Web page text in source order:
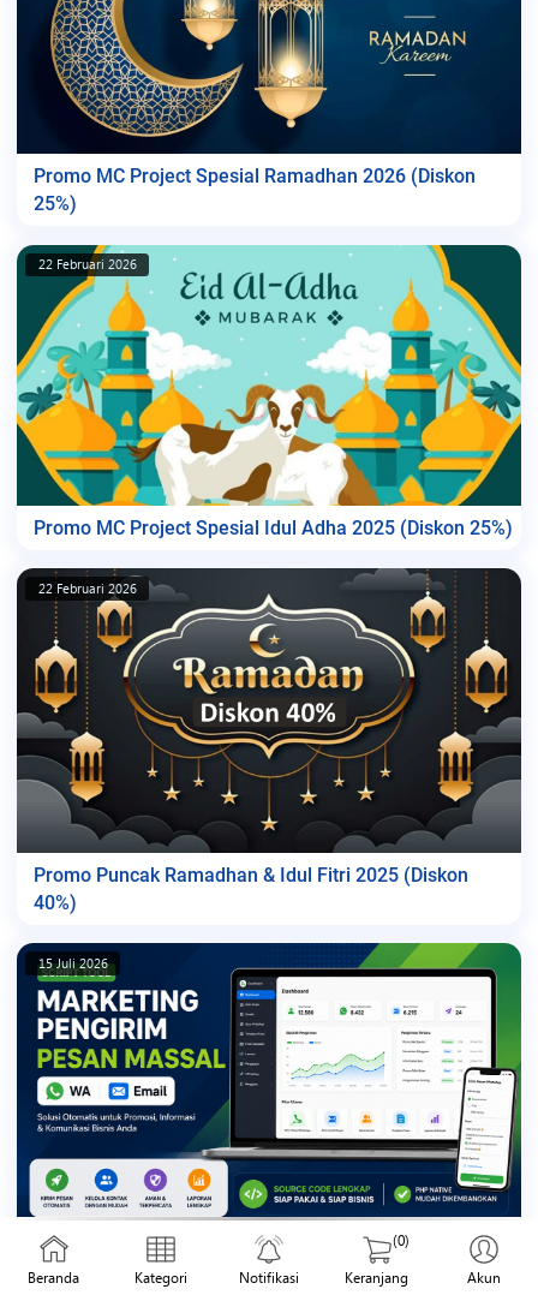
Beranda Kategori Notifikasi
(0)
Keranjang
Akun
Promo MC Project Spesial Ramadhan 2026 (Diskon
25%)
Promo MC Project Spesial Idul Adha 2025 (Diskon 25%)
22 Februari 2026
Promo Puncak Ramadhan & Idul Fitri 2025 (Diskon
40%)
22 Februari 2026
Script Tool Marketing Pengirim Pesan Massal (WA dan
Email)
15 Juli 2026